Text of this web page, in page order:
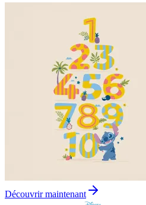
Découvrir maintenant